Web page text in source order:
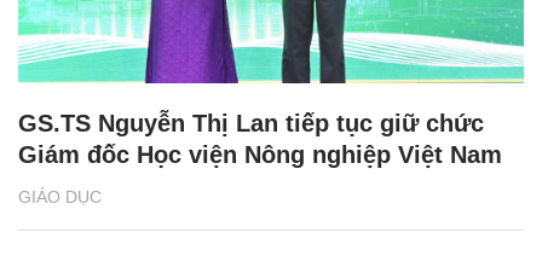
GIÁO DỤC
GS.TS Nguyễn Thị Lan tiếp tục giữ chức
Giám đốc Học viện Nông nghiệp Việt Nam